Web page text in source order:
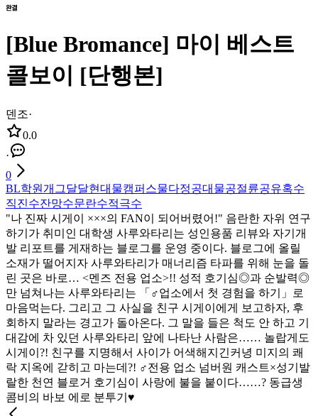
[Blue Bromance] 마이 베스트
콜보이 [단행본]
덴조·
0.0
·
0
BL학원개그달달현대물캠퍼스물다정공대물공절륜공유혹수
직진수잔망수문란수적극수
"나 진짜 시게이 ×××의 FAN이 되어버렸어!" 음란한 자위 연구
하기가 취미인 대학생 사루와타리는 성인용품 리뷰와 자기개
발 리포트를 게재하는 블로그를 운영 중이다. 블로그에 올릴
소재가 떨어지자 사루와타리가 매너리즘 타파를 위해 눈을 돌
린 곳은 바로… <멘즈 전용 업소>!! 성적 호기심◎과 순발력◎
만 넘쳐나는 사루와타리는 「♂업소에서 첫 경험을 하기」로
마음먹는다. 그리고 그 사실을 친구 시게이에게 보고하자, 후
회하지 말라는 경고가 돌아온다. 그 말을 들은 척도 안 하고 기
대감에 차 있던 사루와타리 앞에 나타난 사람은…… 놀랍게도
시게이?! 친구를 지명해서 사이가 어색해지긴커녕 미지의 쾌
락 지옥에 갇히고 마는데?! ♂전용 업소 넘버원 캐스트×성기발
랄한 천연 블로거 호기심이 사랑에 불을 붙이다……? 동급생
콤비의 바보 에로 분투기♥